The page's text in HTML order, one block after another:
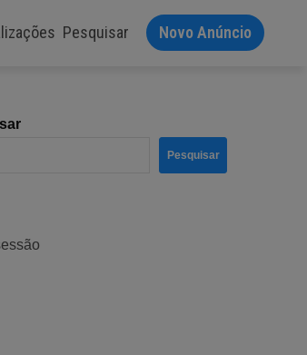
Pesquisar Novo Anúncio
Pesquisar